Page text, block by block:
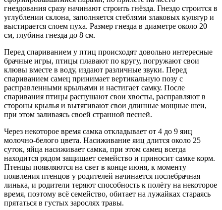
гнездования сразу начинают строить гнёзда. Гнездо строится в
углублении склона, заполняется стеблями злаковых культур и
выстирается слоем пуха. Размер гнезда в диаметре около 20
см, глубина гнезда до 8 см.
Перед спариванием у птиц происходят довольно интересные
брачные игры, птицы плавают по кругу, погружают свои
клювы вместе в воду, издают различные звуки. Перед
спариванием самец принимает вертикальную позу с
расправленными крыльями и настигает самку. После
спаривания птицы распушают свои хвосты, расправляют в
стороны крылья и вытягивают свои длинные мощные шеи,
при этом заливаясь своей странной песней.
Через некоторое время самка откладывает от 4 до 9 яиц
молочно-белого цвета. Насиживание яиц длится около 25
суток, яйца насиживает самка, при этом самец всегда
находится рядом защищает семейство и приносит самке корм.
Птенцы появляются на свет в конце июня, к моменту
появления птенцов у родителей начинается послебрачная
линька, и родители теряют способность к полёту на некоторое
время, поэтому всё семейство, обитает на лужайках стараясь
прятаться в густых зарослях травы.